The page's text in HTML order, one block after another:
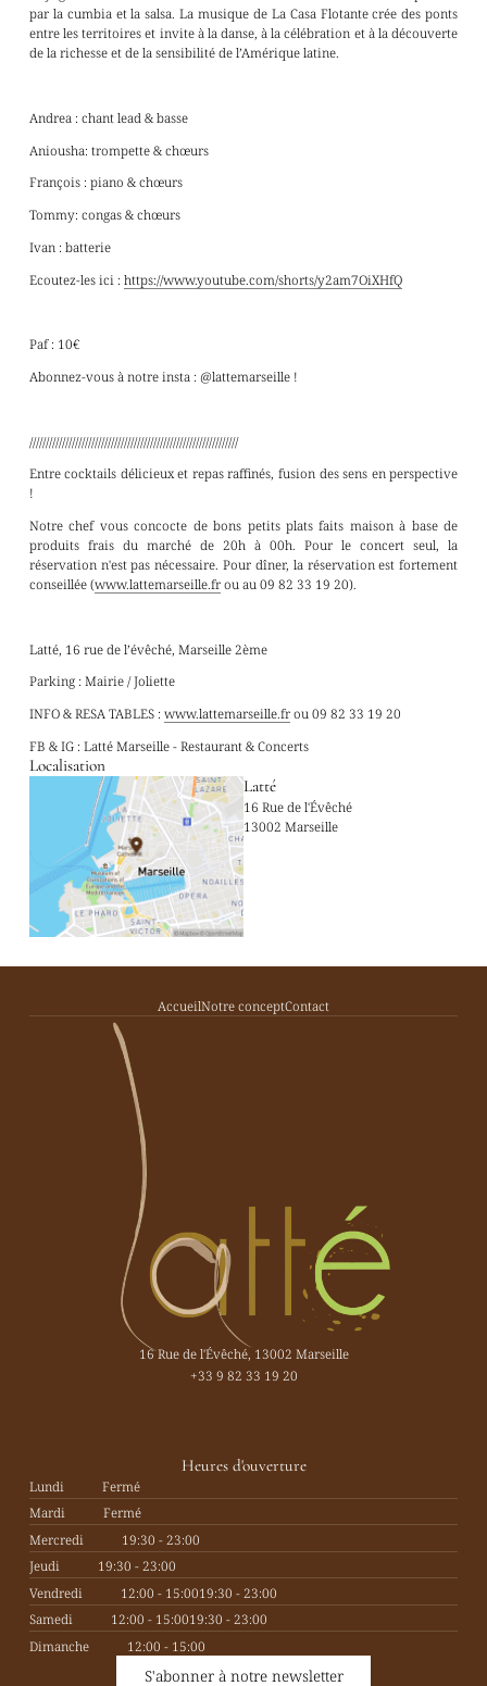
par la cumbia et la salsa. La musique de La Casa Flotante crée des ponts
entre les territoires et invite à la danse, à la célébration et à la découverte
de la richesse et de la sensibilité de l’Amérique latine.
Andrea : chant lead & basse
Aniousha: trompette & chœurs
François : piano & chœurs
Tommy: congas & chœurs
Ivan : batterie
Ecoutez-les ici : https://www.youtube.com/shorts/y2am7OiXHfQ
Paf : 10€
Abonnez-vous à notre insta : @lattemarseille !
////////////////////////////////////////////////////////////////
Entre cocktails délicieux et repas raffinés, fusion des sens en perspective
!
Notre chef vous concocte de bons petits plats faits maison à base de
produits frais du marché de 20h à 00h. Pour le concert seul, la
réservation n'est pas nécessaire. Pour dîner, la réservation est fortement
conseillée (www.lattemarseille.frou au 09 82 33 19 20).
Latté, 16 rue de l’évêché, Marseille 2ème
Parking : Mairie / Joliette
INFO & RESA TABLES : www.lattemarseille.frou 09 82 33 19 20
FB & IG : Latté Marseille - Restaurant & Concerts
Localisation
Latté
16 Rue de l'Évêché
13002 Marseille
AccueilNotre conceptContact
16 Rue de l'Évêché, 13002 Marseille
+33 9 82 33 19 20
Heures d'ouverture
Lundi
Fermé
Mardi
Fermé
Mercredi
19:30 - 23:00
Jeudi
19:30 - 23:00
Vendredi
12:00 - 15:0019:30 - 23:00
Samedi
12:00 - 15:0019:30 - 23:00
Dimanche
12:00 - 15:00
S'abonner à notre newsletter